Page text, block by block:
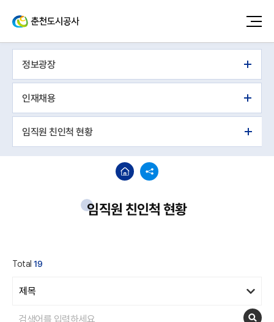
정보광장
인재채용
임직원 친인척 현황
임직원 친인척 현황
Total19